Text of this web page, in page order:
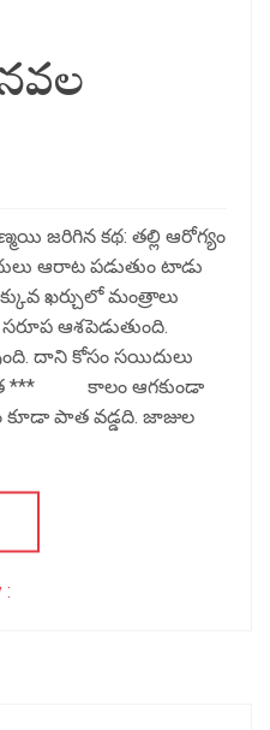
జరిగిన కథ: తల్లి ఆరోగ్యం
ఆరాట పడుతుం టాడు
ఖర్చులో మంత్రాలు
ఆశపెడుతుంది.
దాని కోసం సయిదులు
*** కాలం ఆగకుండా
కూడా పాత వడ్డది. జాజుల
: